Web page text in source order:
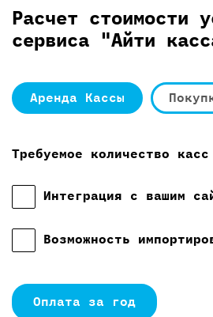
Расчет стоимости
сервиса "Айти
Аренда Кассы
Требуемое количество касс
Интеграция с вашим
Возможность
Оплата за год